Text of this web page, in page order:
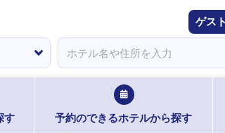
ゲスト
す 予約のできるホテルから探す